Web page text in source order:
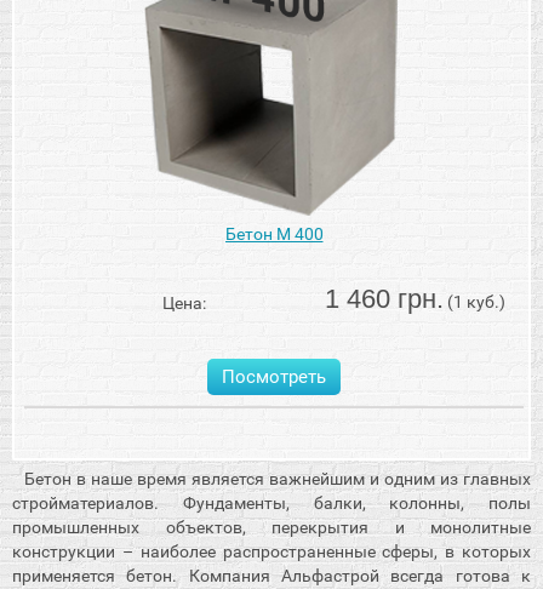
Бетон М 400
Цена: 1 460 грн. (1 куб.)
Посмотреть
Бетон в наше время является важнейшим и одним из главных
стройматериалов. Фундаменты, балки, колонны, полы
промышленных объектов, перекрытия и монолитные
конструкции – наиболее распространенные сферы, в которых
применяется бетон. Компания Альфастрой всегда готова к